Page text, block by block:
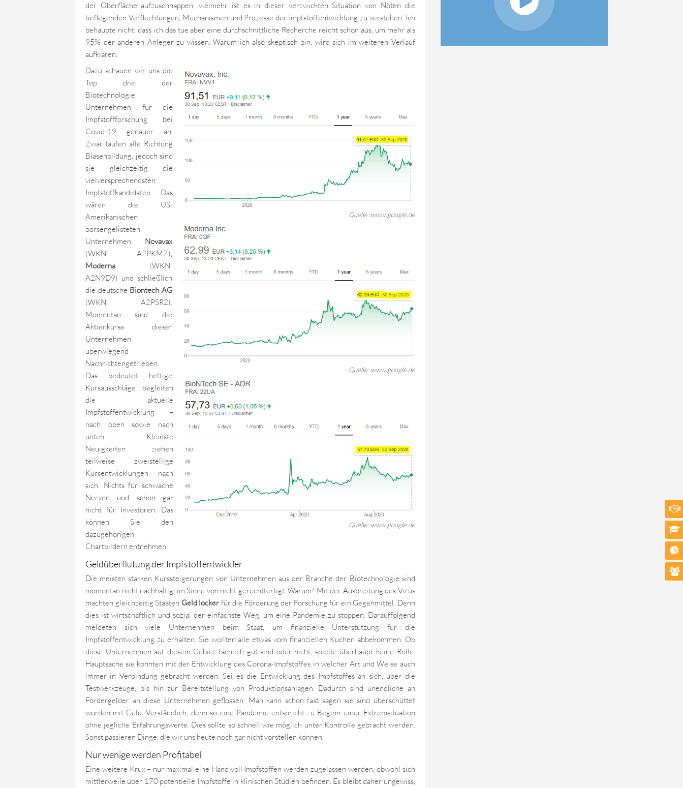
der Oberfläche aufzuschnappen, vielmehr ist es in dieser verzwickten Situation von Nöten die
tieflegenden Verflechtungen, Mechanismen und Prozesse der Impfstoffentwicklung zu verstehen. Ich
behaupte nicht, dass ich das tue aber eine durchschnittliche Recherche reicht schon aus, um mehr als
95% der anderen Anleger zu wissen. Warum ich also skeptisch bin, wird sich im weiteren Verlauf
aufklären.
Quelle: www.google.de
Quelle: www.google.de
Quelle: www.google.de
Dazu schauen wir uns die
Top drei der
Biotechnologie
Unternehmen für die
Impfstoffforschung bei
Covid-19 genauer an.
Zwar laufen alle Richtung
Blasenbildung, jedoch sind
sie gleichzeitig die
vielversprechendsten
Impfstoffkandidaten. Das
wären die US-
Amerikanischen
börsengelisteten
Unternehmen Novavax
(WKN: A2PKMZ),
Moderna (WKN:
A2N9D9) und schließlich
die deutsche Biontech AG
(WKN: A2PSR2).
Momentan sind die
Aktienkurse dieser
Unternehmen
überwiegend
Nachrichtengetrieben.
Das bedeutet heftige
Kursausschläge begleiten
die aktuelle
Impfstoffentwicklung –
nach oben sowie nach
unten. Kleinste
Neuigkeiten ziehen
teilweise zweistellige
Kursentwicklungen nach
sich. Nichts für schwache
Nerven und schon gar
nicht für Investoren. Das
können Sie den
dazugehörigen
Chartbildern entnehmen.
Geldüberflutung der Impfstoffentwickler
Die meisten starken Kurssteigerungen von Unternehmen aus der Branche der Biotechnologie sind
momentan nicht nachhaltig, im Sinne von nicht gerechtfertigt. Warum? Mit der Ausbreitung des Virus
machten gleichzeitig Staaten Geld locker für die Förderung der Forschung für ein Gegenmittel. Denn
dies ist wirtschaftlich und sozial der einfachste Weg, um eine Pandemie zu stoppen. Darauffolgend
meldeten sich viele Unternehmen beim Staat, um finanzielle Unterstützung für die
Impfstoffentwicklung zu erhalten. Sie wollten alle etwas vom finanziellen Kuchen abbekommen. Ob
diese Unternehmen auf diesem Gebiet fachlich gut sind oder nicht, spielte überhaupt keine Rolle.
Hauptsache sie konnten mit der Entwicklung des Corona-Impfstoffes in welcher Art und Weise auch
immer in Verbindung gebracht werden. Sei es die Entwicklung des Impfstoffes an sich, über die
Testwerkzeuge, bis hin zur Bereitstellung von Produktionsanlagen. Dadurch sind unendliche an
Fördergelder an diese Unternehmen geflossen. Man kann schon fast sagen sie sind überschüttet
worden mit Geld. Verständlich, denn so eine Pandemie entspricht zu Beginn einer Extremsituation
ohne jegliche Erfahrungswerte. Dies sollte so schnell wie möglich unter Kontrolle gebracht werden.
Sonst passieren Dinge, die wir uns heute noch gar nicht vorstellen können.
Nur wenige werden Profitabel
Eine weitere Krux – nur maximal eine Hand voll Impfstoffen werden zugelassen werden, obwohl sich
mittlerweile über 170 potentielle Impfstoffe in klinischen Studien befinden. Es bleibt daher ungewiss,